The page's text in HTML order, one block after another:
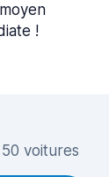
!
voitures